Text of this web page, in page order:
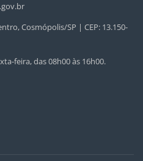
Cosmópolis/SP | CEP: 13.150-
feira, das 08h00 às 16h00.